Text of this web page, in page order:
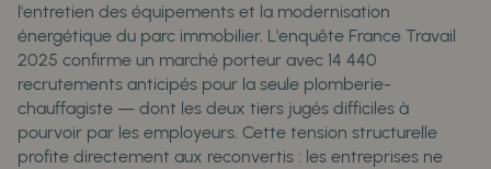
l'entretien des équipements et la modernisation
énergétique du parc immobilier. L'enquête France Travail
2025 confirme un marché porteur avec 14 440
recrutements anticipés pour la seule plomberie-
chauffagiste — dont les deux tiers jugés difficiles à
pourvoir par les employeurs. Cette tension structurelle
profite directement aux reconvertis : les entreprises ne